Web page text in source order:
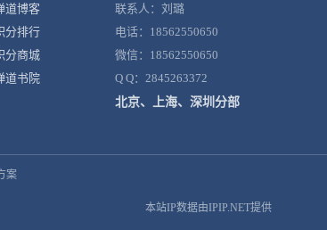
道博客
分排行
分商城
道书院
联系人：刘璐
电话：18562550650
微信：18562550650
Q Q：2845263372
北京、上海、深圳分部
案
本站IP数据由IPIP.NET提供